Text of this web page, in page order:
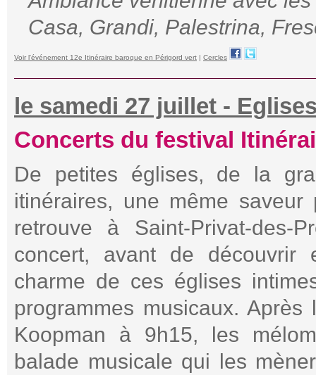
Casa, Grandi, Palestrina,
Voir l'événement 12e Itinéraire baroque en Périgord vert | Cercles
le samedi 27 juillet -
Concerts du festival
De petites églises, de la
itinéraires, une même
retrouve à Saint-Privat-des-
concert, avant de découvrir
charme de ces églises
programmes musicaux.
Koopman à 9h15, les
balade musicale qui les